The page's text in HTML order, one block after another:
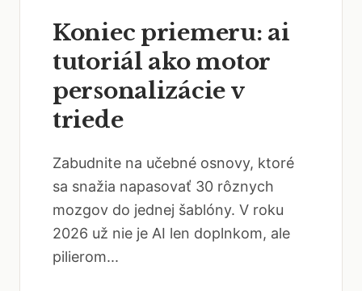
Koniec priemeru: ai
tutoriál ako motor
personalizácie v
triede
Zabudnite na učebné osnovy, ktoré
sa snažia napasovať 30 rôznych
mozgov do jednej šablóny. V roku
2026 už nie je AI len doplnkom, ale
pilierom...